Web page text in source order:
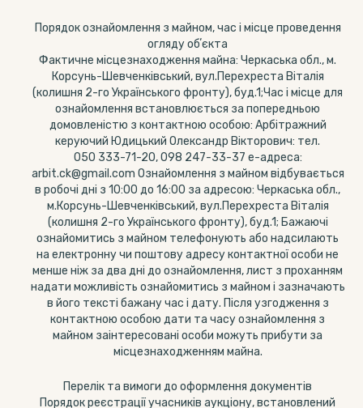
Порядок ознайомлення з майном, час і місце проведення
огляду обʼєкта
Фактичне місцезнаходження майна: Черкаська обл., м.
Корсунь-Шевченківський, вул.Перехреста Віталія
(колишня 2-го Українського фронту), буд.1;Час і місце для
ознайомлення встановлюється за попередньою
домовленістю з контактною особою: Арбітражний
керуючий Юдицький Олександр Вікторович: тел.
050 333-71-20, 098 247-33-37 е-адреса:
arbit.ck@gmail.com Ознайомлення з майном відбувається
в робочі дні з 10:00 до 16:00 за адресою: Черкаська обл.,
м.Корсунь-Шевченківський, вул.Перехреста Віталія
(колишня 2-го Українського фронту), буд.1; Бажаючі
ознайомитись з майном телефонують або надсилають
на електронну чи поштову адресу контактної особи не
менше ніж за два дні до ознайомлення, лист з проханням
надати можливість ознайомитись з майном і зазначають
в його тексті бажану час і дату. Після узгодження з
контактною особою дати та часу ознайомлення з
майном заінтересовані особи можуть прибути за
місцезнаходженням майна.
Перелік та вимоги до оформлення документів
Порядок реєстрації учасників аукціону, встановлений